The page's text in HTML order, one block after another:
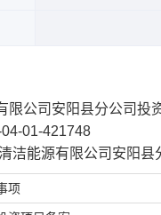
限公司安阳县分公司投
01-421748
洁能源有限公司安阳
项